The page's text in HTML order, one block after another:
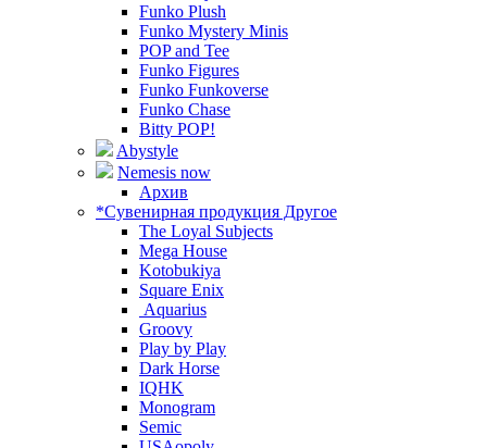
Funko Plush
Funko Mystery Minis
POP and Tee
Funko Figures
Funko Funkoverse
Funko Chase
Bitty POP!
Abystyle
Nemesis now
Архив
*Сувенирная продукция Другое
The Loyal Subjects
Mega House
Kotobukiya
Square Enix
Aquarius
Groovy
Play by Play
Dark Horse
IQHK
Monogram
Semic